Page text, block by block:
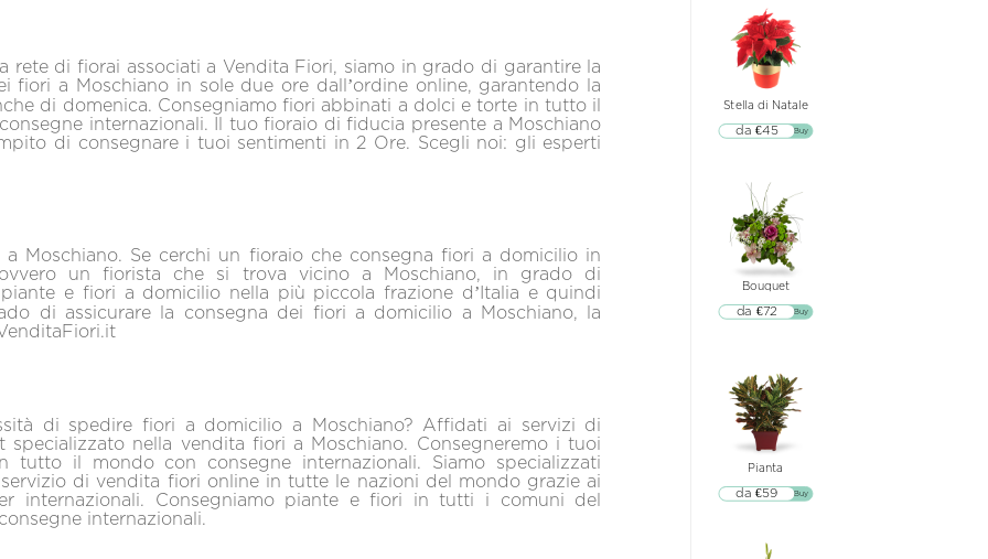
rete di fiorai associati a Vendita Fiori, siamo in grado di garantire la
fiori a Moschiano in sole due ore dall’ordine online, garantendo la
di domenica. Consegniamo fiori abbinati a dolci e torte in tutto il
internazionali. Il tuo fioraio di fiducia presente a Moschiano
di consegnare i tuoi sentimenti in 2 Ore. Scegli noi: gli esperti
a Moschiano. Se cerchi un fioraio che consegna fiori a domicilio in
ovvero un fiorista che si trova vicino a Moschiano, in grado di
piante e fiori a domicilio nella più piccola frazione d’Italia e quindi
di assicurare la consegna dei fiori a domicilio a Moschiano, la
di spedire fiori a domicilio a Moschiano? Affidati ai servizi di
specializzato nella vendita fiori a Moschiano. Consegneremo i tuoi
tutto il mondo con consegne internazionali. Siamo specializzati
di vendita fiori online in tutte le nazioni del mondo grazie ai
internazionali. Consegniamo piante e fiori in tutti i comuni del
internazionali.
Stella di Natale
▷▷ Buy
da €45
Bouquet
▷▷ Buy
da €72
Pianta
▷▷ Buy
da €59